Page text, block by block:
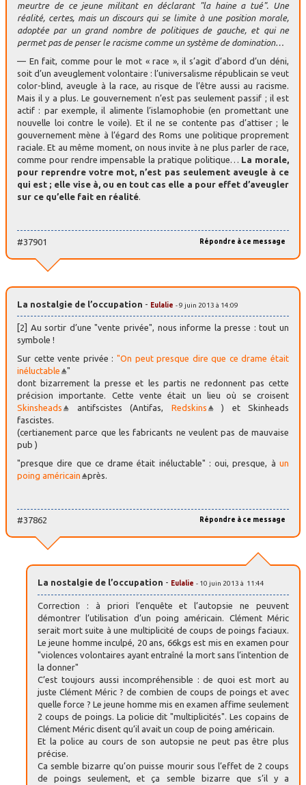
meurtre de ce jeune militant en déclarant "la haine a tué". Une
réalité, certes, mais un discours qui se limite à une position morale,
adoptée par un grand nombre de politiques de gauche, et qui ne
permet pas de penser le racisme comme un système de domination…
— En fait, comme pour le mot « race », il s’agit d’abord d’un déni,
soit d’un aveuglement volontaire : l’universalisme républicain se veut
color-blind, aveugle à la race, au risque de l’être aussi au racisme.
Mais il y a plus. Le gouvernement n’est pas seulement passif ; il est
actif : par exemple, il alimente l’islamophobie (en promettant une
nouvelle loi contre le voile). Et il ne se contente pas d’attiser ; le
gouvernement mène à l’égard des Roms une politique proprement
raciale. Et au même moment, on nous invite à ne plus parler de race,
comme pour rendre impensable la pratique politique… La morale,
pour reprendre votre mot, n’est pas seulement aveugle à ce
qui est ; elle vise à, ou en tout cas elle a pour effet d’aveugler
sur ce qu’elle fait en réalité.
Répondre à ce message
#37901
La nostalgie de l’occupation - Eulalie - 9 juin 2013 à 14:09
[2] Au sortir d’une "vente privée", nous informe la presse : tout un
symbole !
Sur cette vente privée : "On peut presque dire que ce drame était
inéluctable
"
dont bizarrement la presse et les partis ne redonnent pas cette
précision importante. Cette vente était un lieu où se croisent
Skinsheads
antifscistes (Antifas, Redskins
) et Skinheads
fascistes.
(certianement parce que les fabricants ne veulent pas de mauvaise
pub )
"presque dire que ce drame était inéluctable" : oui, presque, à un
poing américain
près.
Répondre à ce message
#37862
La nostalgie de l’occupation - Eulalie - 10 juin 2013 à 11:44
Correction : à priori l’enquête et l’autopsie ne peuvent
démontrer l’utilisation d’un poing américain. Clément Méric
serait mort suite à une multiplicité de coups de poings faciaux.
Le jeune homme inculpé, 20 ans, 66kgs est mis en examen pour
"violences volontaires ayant entraîné la mort sans l’intention de
la donner"
C’est toujours aussi incompréhensible : de quoi est mort au
juste Clément Méric ? de combien de coups de poings et avec
quelle force ? Le jeune homme mis en examen affime seulement
2 coups de poings. La policie dit "multiplicités". Les copains de
Clément Méric disent qu’il avait un coup de poing américain.
Et la police au cours de son autopsie ne peut pas être plus
précise.
Ca semble bizarre qu’on puisse mourir sous l’effet de 2 coups
de poings seulement, et ça semble bizarre que s’il y a